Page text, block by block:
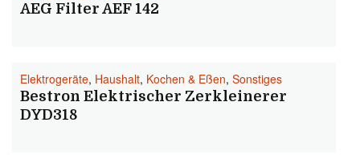
AEG Filter AEF 142
Elektrogeräte, Haushalt, Kochen & Eßen, Sonstiges
Bestron Elektrischer Zerkleinerer
DYD318